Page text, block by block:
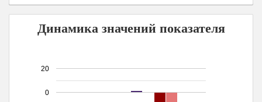
Динамика значений показателя
0
20